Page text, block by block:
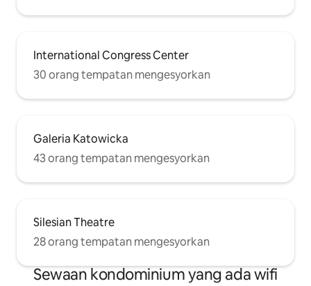
International Congress Center
30 orang tempatan mengesyorkan
Galeria Katowicka
43 orang tempatan mengesyorkan
Silesian Theatre
28 orang tempatan mengesyorkan
Sewaan kondominium yang ada wifi